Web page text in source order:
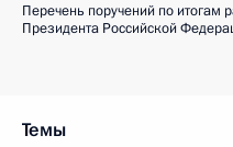
Перечень поручений по итогам
Президента Российской
Темы